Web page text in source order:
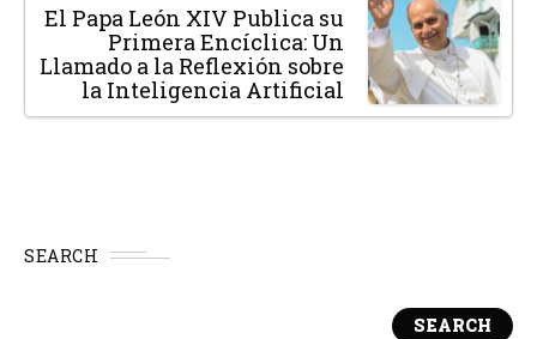
El Papa León XIV Publica su
Primera Encíclica: Un
Llamado a la Reflexión sobre
la Inteligencia Artificial
SEARCH
SEARCH